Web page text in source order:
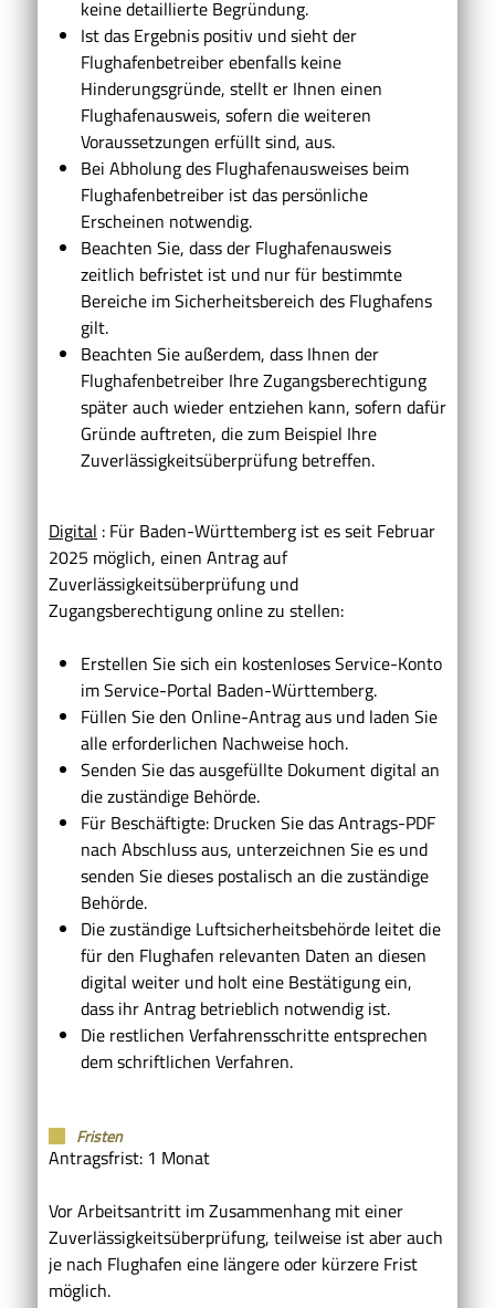
keine detaillierte Begründung.
Ist das Ergebnis positiv und sieht der
Flughafenbetreiber ebenfalls keine
Hinderungsgründe, stellt er Ihnen einen
Flughafenausweis, sofern die weiteren
Voraussetzungen erfüllt sind, aus.
Bei Abholung des Flughafenausweises beim
Flughafenbetreiber ist das persönliche
Erscheinen notwendig.
Beachten Sie, dass der Flughafenausweis
zeitlich befristet ist und nur für bestimmte
Bereiche im Sicherheitsbereich des Flughafens
gilt.
Beachten Sie außerdem, dass Ihnen der
Flughafenbetreiber Ihre Zugangsberechtigung
später auch wieder entziehen kann, sofern dafür
Gründe auftreten, die zum Beispiel Ihre
Zuverlässigkeitsüberprüfung betreffen.
Digital : Für Baden-Württemberg ist es seit Februar
2025 möglich, einen Antrag auf
Zuverlässigkeitsüberprüfung und
Zugangsberechtigung online zu stellen:
Erstellen Sie sich ein kostenloses Service-Konto
im Service-Portal Baden-Württemberg.
Füllen Sie den Online-Antrag aus und laden Sie
alle erforderlichen Nachweise hoch.
Senden Sie das ausgefüllte Dokument digital an
die zuständige Behörde.
Für Beschäftigte: Drucken Sie das Antrags-PDF
nach Abschluss aus, unterzeichnen Sie es und
senden Sie dieses postalisch an die zuständige
Behörde.
Die zuständige Luftsicherheitsbehörde leitet die
für den Flughafen relevanten Daten an diesen
digital weiter und holt eine Bestätigung ein,
dass ihr Antrag betrieblich notwendig ist.
Die restlichen Verfahrensschritte entsprechen
dem schriftlichen Verfahren.
Fristen
Antragsfrist: 1 Monat
Vor Arbeitsantritt im Zusammenhang mit einer
Zuverlässigkeitsüberprüfung, teilweise ist aber auch
je nach Flughafen eine längere oder kürzere Frist
möglich.